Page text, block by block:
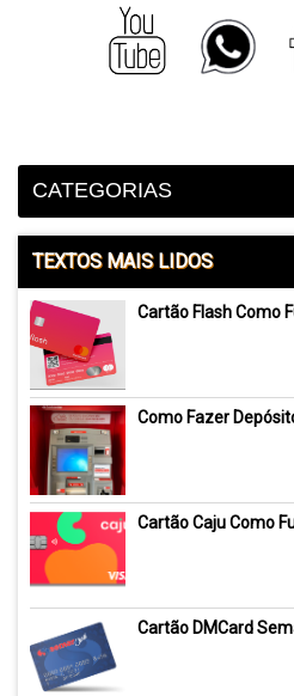
CATEGORIAS
TEXTOS MAIS LIDOS
Cartão Flash Como
Como Fazer
Cartão Caju Como
Cartão DMCard